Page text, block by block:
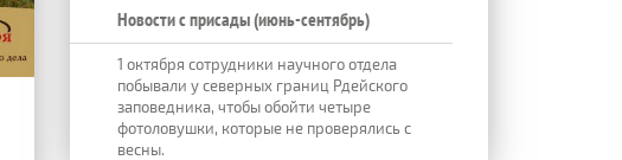
Новости с присады (июнь-сентябрь)
1 октября сотрудники научного отдела
побывали у северных границ Рдейского
заповедника, чтобы обойти четыре
фотоловушки, которые не проверялись с
весны.